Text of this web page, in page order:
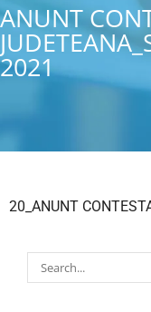
ANUNT
2021
20_ANUNT